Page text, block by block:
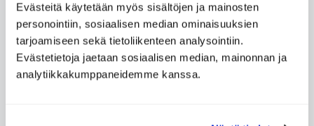
Evästeitä käytetään myös sisältöjen ja mainosten
personointiin, sosiaalisen median ominaisuuksien
tarjoamiseen sekä tietoliikenteen analysointiin.
Evästetietoja jaetaan sosiaalisen median, mainonnan ja
analytiikkakumppaneidemme kanssa.
Kategoria